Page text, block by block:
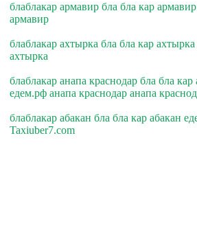
блаблакар армавир бла бла кар
армавир
блаблакар ахтырка бла бла кар
ахтырка
блаблакар анапа краснодар бла бла кар
едем.рф анапа краснодар анапа
блаблакар абакан бла бла кар абакан
Taxiuber7.com